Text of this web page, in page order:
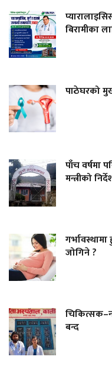
बिरामीका
पाठेघरको
पाँच वर्षमा
मन्त्रीको
जोगिने ?
बन्द